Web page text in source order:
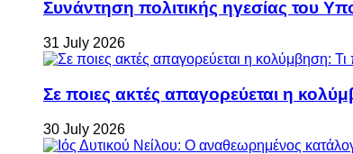
Συνάντηση πολιτικής ηγεσίας του
31 July 2026
Σε ποιες ακτές απαγορεύεται η
30 July 2026